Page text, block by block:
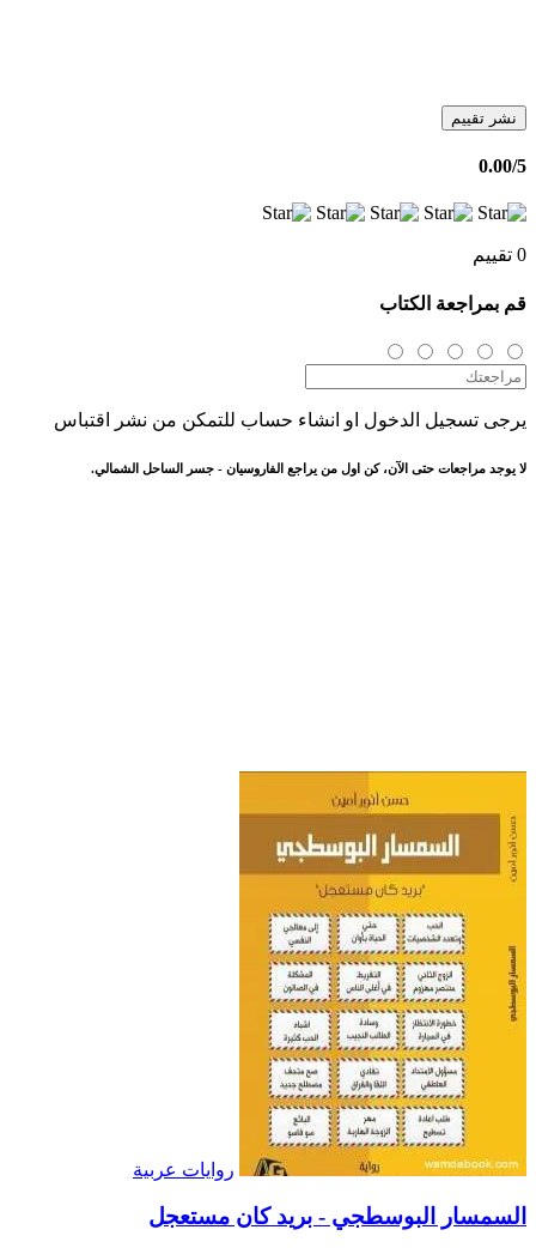
نشر تقييم
0.00/5
0 تقييم
قم بمراجعة الكتاب
يرجى تسجيل الدخول او انشاء حساب للتمكن من نشر اقتباس
لا يوجد مراجعات حتى الآن، كن اول من يراجع الفاروسيان - جسر الساحل الشمالي.
روايات عربية
السمسار البوسطجي - بريد كان مستعجل